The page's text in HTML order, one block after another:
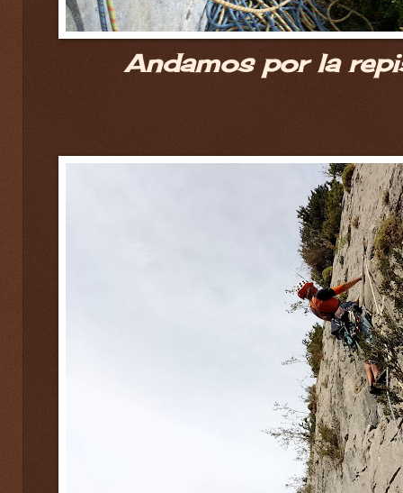
Andamos por la